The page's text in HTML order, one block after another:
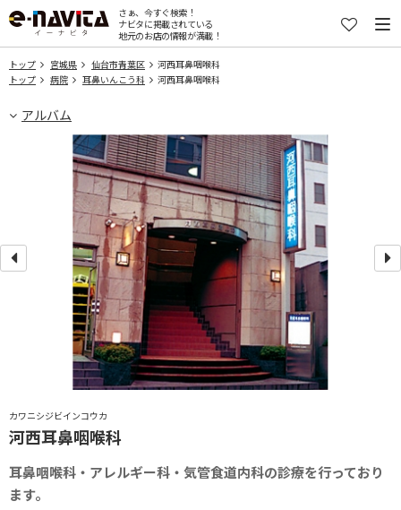
さぁ、今すぐ検索！
ナビタに掲載されている
地元のお店の情報が満載！
トップ 宮城県 仙台市青葉区
河西耳鼻咽喉科
トップ
病院 耳鼻いんこう科 河西耳鼻咽喉科
アルバム
カワニシジビインコウカ
河西耳鼻咽喉科
耳鼻咽喉科・アレルギー科・気管食道内科の診療を行っており
ます。